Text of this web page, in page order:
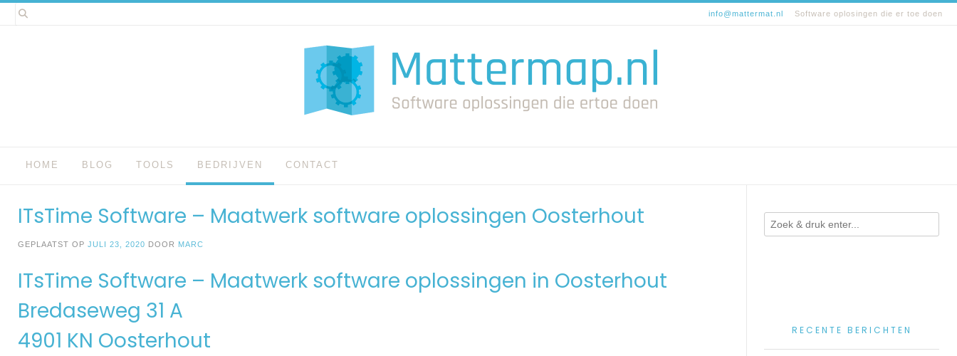
Spring
naar
info@mattermat.nl Software oplosingen die er toe doen
HOME BLOG TOOLS BEDRIJVEN CONTACT
ITsTime Software – Maatwerk software oplossingen Oosterhout
GEPLAATST OP JULI 23, 2020 DOOR MARC
ITsTime Software – Maatwerk software oplossingen in Oosterhout
Bredaseweg 31 A
4901 KN Oosterhout
RECENTE BERICHTEN